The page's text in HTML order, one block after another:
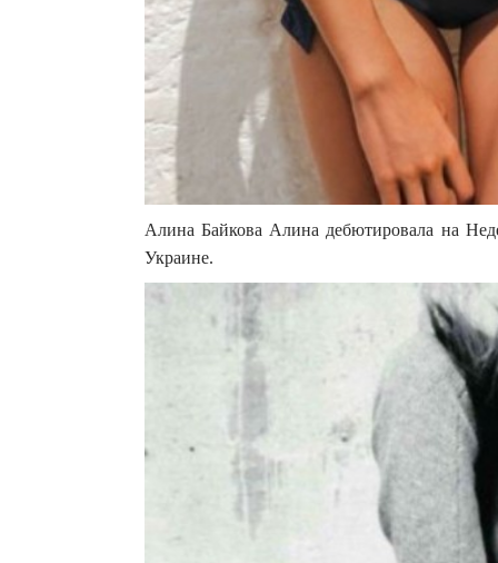
Алина Байкова Алина дебютировала на
Украине.